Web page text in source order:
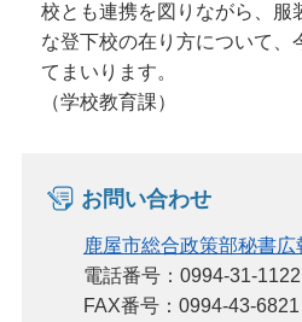
校とも連携を図りながら、服
な登下校の在り方について、
てまいります。
（学校教育課）
お問い合わせ
鹿屋市総合政策部秘書
電話番号：0994-31-1122
FAX番号：0994-43-6821